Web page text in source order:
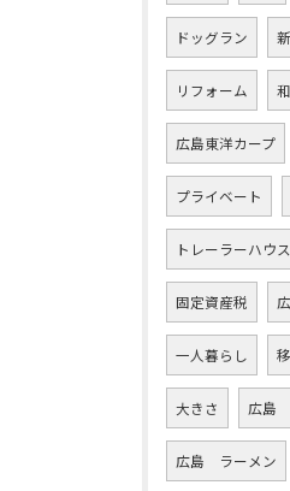
ドッグラン
リフォーム
広島東洋カープ
プライベート
トレーラーハウス
固定資産税
一人暮らし
大きさ 広島
広島 ラーメン